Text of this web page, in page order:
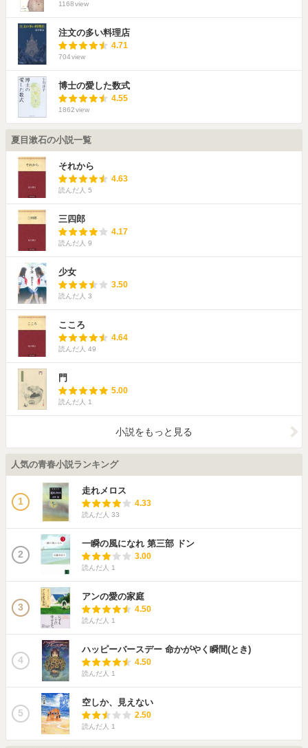
1168view
注文の多い料理店
4.71
704view
博士の愛した数式
4.55
1862view
夏目漱石の小説一覧
それから
4.63
読んだ人 5
三四郎
4.17
読んだ人 9
少女
3.50
読んだ人 3
こころ
4.64
読んだ人 49
門
5.00
読んだ人 1
小説をもっと見る
人気の青春小説ランキング
1
走れメロス
4.33
読んだ人 33
2
一瞬の風になれ 第三部 ドン
3.00
読んだ人 1
3
アンの愛の家庭
4.50
読んだ人 1
4
ハッピーバースデー 命かがやく瞬間(とき)
4.50
読んだ人 1
5
空しか、見えない
2.50
読んだ人 1